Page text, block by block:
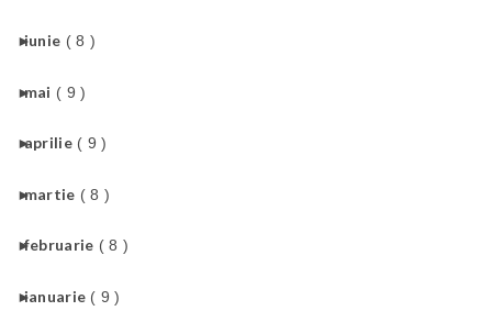
►
iunie ( 8 )
►
mai ( 9 )
►
aprilie ( 9 )
►
martie ( 8 )
►
februarie ( 8 )
►
ianuarie ( 9 )